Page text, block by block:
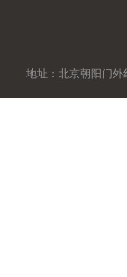
地址：北京朝阳门